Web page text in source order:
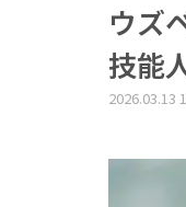
ウズ
技能
2026.03.13